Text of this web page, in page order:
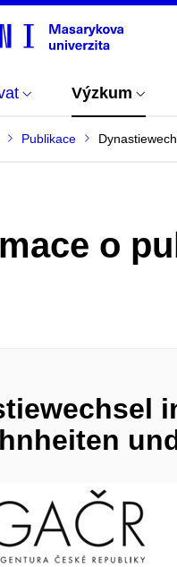
Výzkum
Publikace
o